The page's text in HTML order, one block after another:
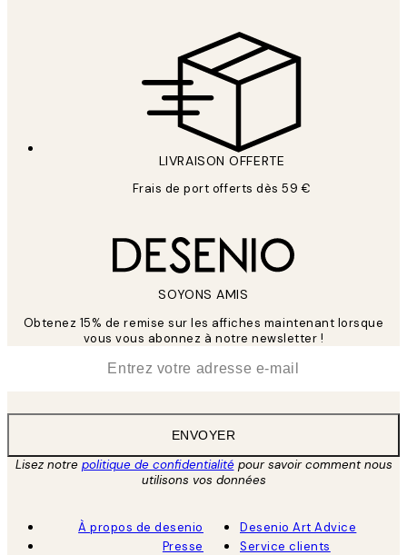
LIVRAISON OFFERTE
Frais de port offerts dès 59 €
SOYONS AMIS
Obtenez 15% de remise sur les affiches maintenant lorsque
vous vous abonnez à notre newsletter !
ENVOYER
Lisez notre politique de confidentialitépour savoir comment nous
utilisons vos données
À propos de desenio
Presse
Desenio Art Advice
Service clients